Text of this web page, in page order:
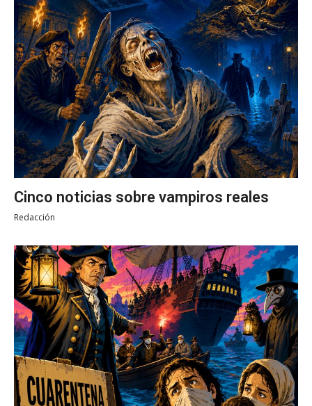
Cinco noticias sobre vampiros reales
Redacción